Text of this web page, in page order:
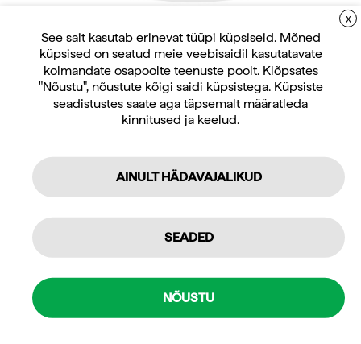
Iluhooldus
Soft näokate X-lõikega
39,60
sis. KM 24%
Iluhooldus
Näopadi, must kunstnahk
26,00
X
See sait kasutab erinevat tüüpi küpsiseid. Mõned
küpsised on seatud meie veebisaidil kasutatavate
kolmandate osapoolte teenuste poolt. Klõpsates
"Nõustu", nõustute kõigi saidi küpsistega. Küpsiste
seadistustes saate aga täpsemalt määratleda
kinnitused ja keelud.
AINULT HÄDAVAJALIKUD
SEADED
NÕUSTU
LIITUGE UUDISKIRJAGA
Uudiskirja tellijana saate jooksvat teavet ja
pakkumisi teid huvitavate küsimuste kohta
ning 10% allahindlust oma esimeselt veebipoe
tellimuselt.
Isiklikuks kasutamiseks
Professionaalseks kasutamiseks
Mulle pakub huvi